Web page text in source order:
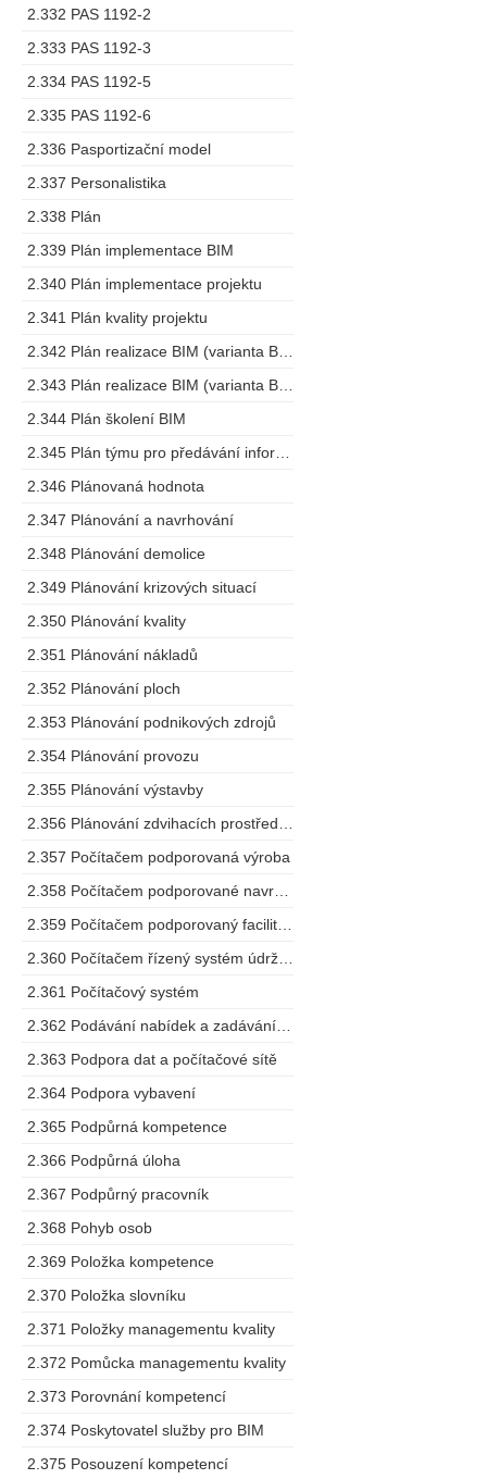
2.332 PAS 1192-2
2.333 PAS 1192-3
2.334 PAS 1192-5
2.335 PAS 1192-6
2.336 Pasportizační model
2.337 Personalistika
2.338 Plán
2.339 Plán implementace BIM
2.340 Plán implementace projektu
2.341 Plán kvality projektu
2.344 Plán školení BIM
2.346 Plánovaná hodnota
2.347 Plánování a navrhování
2.348 Plánování demolice
2.349 Plánování krizových situací
2.350 Plánování kvality
2.351 Plánování nákladů
2.352 Plánování ploch
2.353 Plánování podnikových zdrojů
2.354 Plánování provozu
2.355 Plánování výstavby
2.357 Počítačem podporovaná výroba
2.361 Počítačový systém
2.363 Podpora dat a počítačové sítě
2.364 Podpora vybavení
2.365 Podpůrná kompetence
2.366 Podpůrná úloha
2.367 Podpůrný pracovník
2.368 Pohyb osob
2.369 Položka kompetence
2.370 Položka slovníku
2.371 Položky managementu kvality
2.372 Pomůcka managementu kvality
2.373 Porovnání kompetencí
2.374 Poskytovatel služby pro BIM
2.375 Posouzení kompetencí